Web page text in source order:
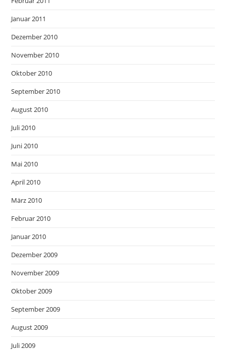
Januar 2011
Dezember 2010
November 2010
Oktober 2010
September 2010
August 2010
Juli 2010
Juni 2010
Mai 2010
April 2010
März 2010
Februar 2010
Januar 2010
Dezember 2009
November 2009
Oktober 2009
September 2009
August 2009
Juli 2009